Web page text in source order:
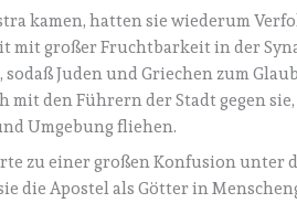
kamen, hatten sie wiederum
mit großer Fruchtbarkeit in der
Juden und Griechen zum
mit den Führern der Stadt gegen
Umgebung fliehen.
zu einer großen Konfusion unter
die Apostel als Götter in